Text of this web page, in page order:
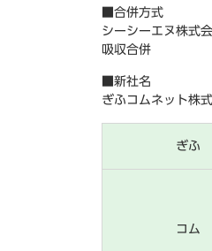
■合併方式
シーシーエヌ株式
吸収合併
■新社名
ぎふコムネット株
ぎふ
コム